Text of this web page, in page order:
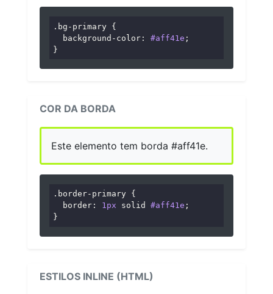
.bg-primary {
background-color : #aff41e ;
}
COR DA BORDA
Este elemento tem borda #aff41e.
.border-primary {
border : 1px solid #aff41e ;
}
ESTILOS INLINE (HTML)